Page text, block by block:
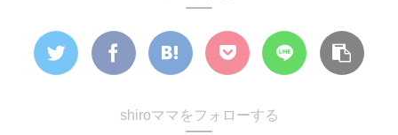
shiroママをフォローする